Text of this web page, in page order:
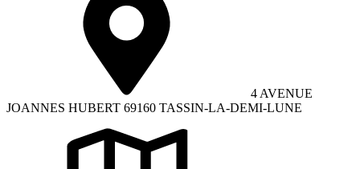
4 AVENUE
JOANNES HUBERT 69160 TASSIN-LA-DEMI-LUNE